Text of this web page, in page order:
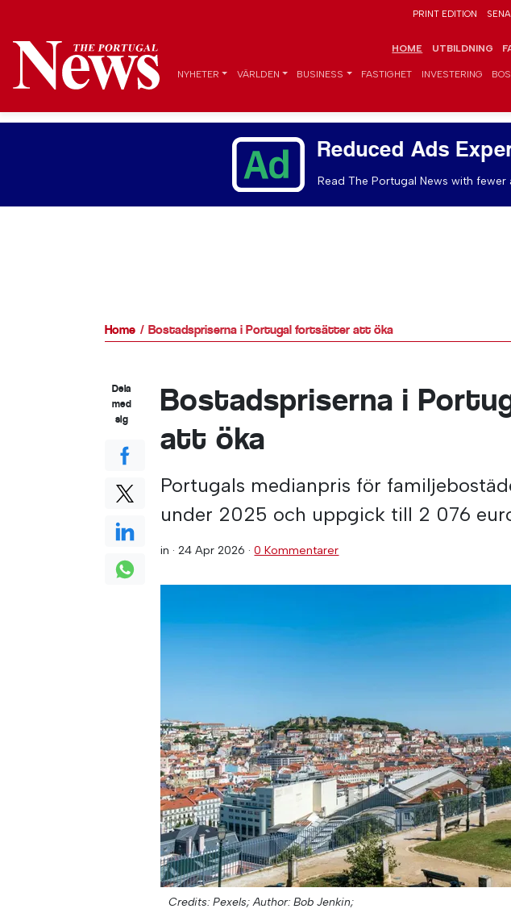
PRINT EDITION
HOME UTBILDNING
NYHETER VÄRLDEN BUSINESS FASTIGHET INVESTERING
Reduced Ads
Read The Portugal News with
Home Bostadspriserna i Portugal fortsätter att öka
Bostadspriserna i
att öka
Portugals medianpris för
under 2025 och uppgick till 2 076
in ·24 Apr 2026 ·0 Kommentarer
Credits: Pexels; Author: Bob Jenkin;
Dela
med
sig